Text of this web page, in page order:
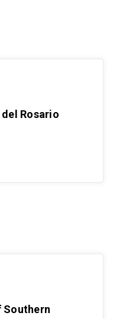
Rosario
Southern